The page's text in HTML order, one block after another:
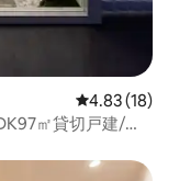
レビュー18
4.83 (18)
㎡貸切戸建/交